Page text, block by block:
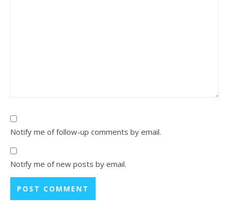
Notify me of follow-up comments by email.
Notify me of new posts by email.